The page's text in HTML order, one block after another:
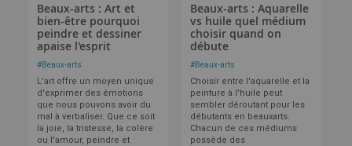
Beaux-arts : Art et
bien-être pourquoi
peindre et dessiner
apaise l'esprit
#Beaux-arts
L'art offre un moyen unique
d'exprimer des émotions
que nous pouvons avoir du
mal à verbaliser. Que ce soit
la joie, la tristesse, la colère
ou l'amour, peindre et
Beaux-arts : Aquarelle
vs huile quel médium
choisir quand on
débute
#Beaux-arts
Choisir entre l'aquarelle et la
peinture à l'huile peut
sembler déroutant pour les
débutants en beauxarts.
Chacun de ces médiums
possède des